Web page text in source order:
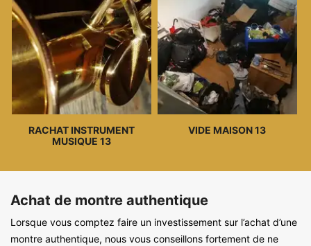
RACHAT INSTRUMENT
MUSIQUE 13
VIDE MAISON 13
Achat de montre authentique
Lorsque vous comptez faire un investissement sur l’achat d’une
montre authentique, nous vous conseillons fortement de ne